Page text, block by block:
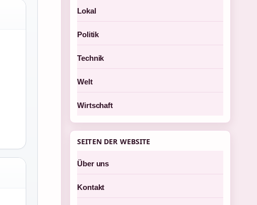
Lokal
Politik
Technik
Welt
Wirtschaft
SEITEN DER WEBSITE
Über uns
Kontakt